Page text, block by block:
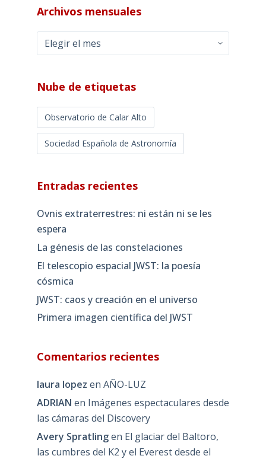
Archivos mensuales
Archivos
mensuales
Nube de etiquetas
Observatorio de Calar Alto
Sociedad Española de Astronomía
Entradas recientes
Ovnis extraterrestres: ni están ni se les
espera
La génesis de las constelaciones
El telescopio espacial JWST: la poesía
cósmica
JWST: caos y creación en el universo
Primera imagen científica del JWST
Comentarios recientes
laura lopez en AÑO-LUZ
ADRIAN en Imágenes espectaculares desde
las cámaras del Discovery
Avery Spratlingen El glaciar del Baltoro,
las cumbres del K2 y el Everest desde el